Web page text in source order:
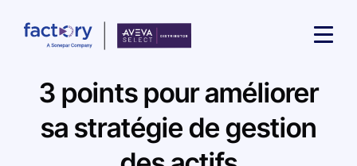
3 points pour améliorer
sa stratégie de gestion